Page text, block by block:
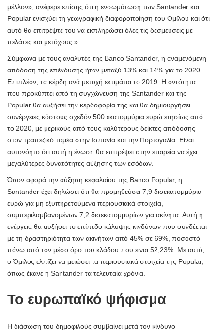
μέλλον», ανέφερε επίσης ότι η ενσωμάτωση των Santander και
Popular ενισχύει τη γεωγραφική διαφοροποίηση του Ομίλου και ότι
αυτό θα επιτρέψτε του να εκπληρώσει όλες τις δεσμεύσεις με
πελάτες και μετόχους ».
Σύμφωνα με τους αναλυτές της Banco Santander, η αναμενόμενη
απόδοση της επένδυσης ήταν μεταξύ 13% και 14% για το 2020.
Επιπλέον, τα κέρδη ανά μετοχή εκτιμάται το 2019. Η οντότητα
που προκύπτει από τη συγχώνευση της Santander και της
Popular θα αυξήσει την κερδοφορία της και θα δημιουργήσει
συνέργειες κόστους σχεδόν 500 εκατομμύρια ευρώ ετησίως από
το 2020, με μερικούς από τους καλύτερους δείκτες απόδοσης
στον τραπεζικό τομέα στην Ισπανία και την Πορτογαλία. Είναι
αυτονόητο ότι αυτή η ένωση θα επιτρέψει στην εταιρεία να έχει
μεγαλύτερες δυνατότητες αύξησης των εσόδων.
Όσον αφορά την αύξηση κεφαλαίου της Banco Popular, η
Santander έχει δηλώσει ότι θα προμηθεύσει 7,9 δισεκατομμύρια
ευρώ για μη εξυπηρετούμενα περιουσιακά στοιχεία,
συμπεριλαμβανομένων 7,2 δισεκατομμυρίων για ακίνητα. Αυτή η
ενέργεια θα αυξήσει το επίπεδο κάλυψης κινδύνων που συνδέεται
με τη δραστηριότητα των ακινήτων από 45% σε 69%, ποσοστό
πάνω από τον μέσο όρο του κλάδου που είναι 52,23%. Με αυτό,
ο Όμιλος ελπίζει να μειώσει τα περιουσιακά στοιχεία της Popular,
όπως έκανε η Santander τα τελευταία χρόνια.
Το ευρωπαϊκό ψήφισμα
Η διάσωση του δημοφιλούς συμβαίνει μετά τον κίνδυνο